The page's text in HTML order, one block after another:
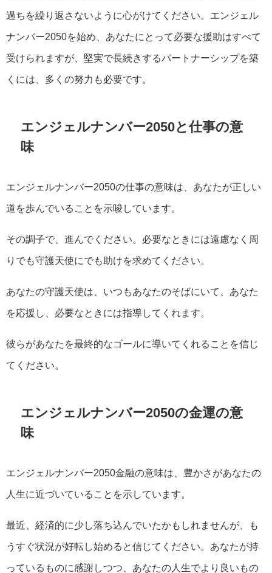
過ちを繰り返さないように心がけてください。エンジェル
ナンバー2050を始め、あなたにとって必要な援助はすべて
受けられますが、堅実で長続きするパートナーシップを築
くには、多くの努力も必要です。
エンジェルナンバー2050と仕事の意
味
エンジェルナンバー2050の仕事の意味は、あなたが正しい
道を歩んでいることを示唆しています。
その調子で、進んでください。必要なときには遠慮なく周
りでも守護天使にでも助けを求めてください。
あなたの守護天使は、いつもあなたのそばにいて、あなた
を応援し、必要なときには指導してくれます。
彼らがあなたを最終的なゴールに導いてくれることを信じ
てください。
エンジェルナンバー2050の金運の意
味
エンジェルナンバー2050金融の意味は、豊かさがあなたの
人生に近づいていることを示しています。
最近、経済的に少し落ち込んでいたかもしれませんが、も
うすぐ状況が好転し始めると信じてください。あなたが持
っているものに感謝しつつ、あなたの人生でより良いもの